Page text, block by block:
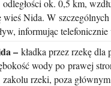
ok. 0,5 km,
wieś Nida. W
informując
– kładka przez rzekę dla
wody po prawej
rzeki, poza